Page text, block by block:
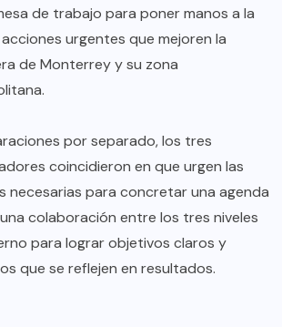
de trabajo para poner manos a la
urgentes que mejoren la
de Monterrey y su zona
por separado, los tres
coincidieron en que urgen las
necesarias para concretar una agenda
colaboración entre los tres niveles
para lograr objetivos claros y
que se reflejen en resultados.